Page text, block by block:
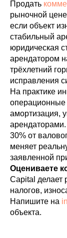
Продать
рыночной цене
если объект
стабильный
юридическая
арендатором
трёхлетний
исправления
На практике
амортизация,
арендаторами.
30% от
меняет
заявленной
Оцениваете
Capital делает
налогов,
Напишите на
объекта.